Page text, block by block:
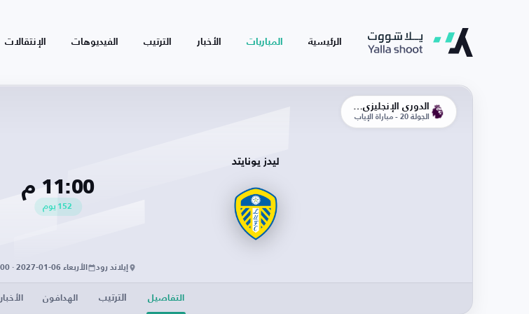
الرئيسية المباريات الأخبار الترتيب الفيديوهات الإنتقالات
الجولة 20 - مباراة الإياب
ليدز يونايتد
11:00 م
152 يوم
إيلاند رود الأربعاء 06-01-2027 · 11:00 م
التفاصيل الترتيب الهدافون الأخبار